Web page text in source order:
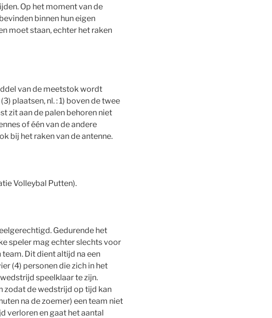
Op het moment van de
binnen hun eigen
moet staan, echter het raken
van de meetstok wordt
plaatsen, nl. : 1) boven de twee
zit aan de palen behoren niet
of één van de andere
bij het raken van de antenne.
Volleybal Putten).
Gedurende het
speler mag echter slechts voor
team. Dit dient altijd na een
(4) personen die zich in het
speelklaar te zijn.
zodat de wedstrijd op tijd kan
na de zoemer) een team niet
verloren en gaat het aantal